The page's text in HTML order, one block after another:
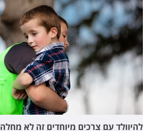
להיוולד עם צרכים מיוחדים זה לא מחלה